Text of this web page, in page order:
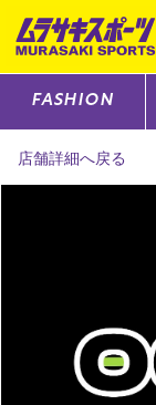
CATEGORY
スケート
FASHION
店舗詳細へ戻る